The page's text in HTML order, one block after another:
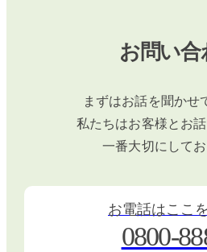
お問い合
まずはお話を聞かせ
私たちはお客様とお
一番大切にしてお
お電話はここ
0800-